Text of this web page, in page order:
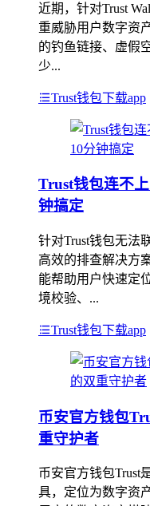
近期，针对Trust
重威胁用户数字资
的钓鱼链接、虚假
少...
Trust钱包下载app
Trust钱包连不
钟搞定
针对Trust钱包无法
高效的排查解决方
能帮助用户快速定
境校验、...
Trust钱包下载app
币安官方钱包
重守护者
币安官方钱包Trust
具，定位为数字资